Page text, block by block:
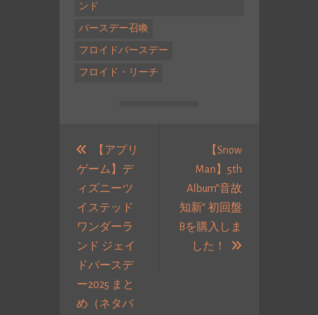
ンド
バースデー召喚
フロイドバースデー
フロイド・リーチ
【アプリ
ゲーム】デ
ィズニーツ
イステッド
ワンダーラ
ンド ジェイ
ドバースデ
ー2025 まと
め（ネタバ
【Snow
Man】5th
Album”音故
知新” 初回盤
Bを購入しま
した！
次